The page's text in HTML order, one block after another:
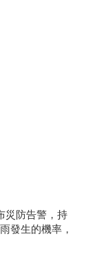
災防告警，持
發生的機率，